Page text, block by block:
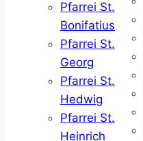
Pfarrei St.
Bonifatius
Pfarrei St.
Georg
Pfarrei St.
Hedwig
Pfarrei St.
Heinrich